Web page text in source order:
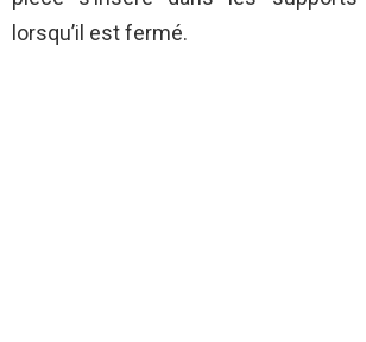
lorsqu’il est fermé.